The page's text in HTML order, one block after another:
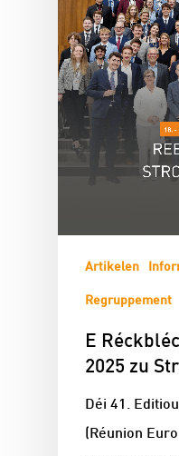
Artikelen
Regruppement
E
2025 zu
Déi 41.
(Réunion